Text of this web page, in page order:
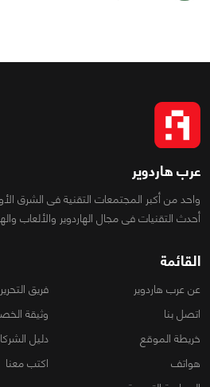
عرب هاردوير
واحد من أكبر المجتمعات التقنية فى الشرق
أحدث التقنيات فى مجال الهاردوير والألعاب
القائمة
عن عرب هاردوير
فريق التحرير
اتصل بنا
وثيقة
خريطة الموقع
دليل
هواتف
اكتب معنا